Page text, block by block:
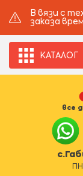
В вязи с
заказа
КАТАЛОГ
все